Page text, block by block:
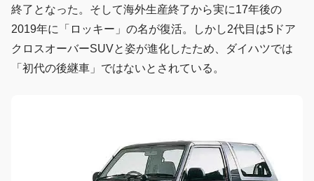
終了となった。そして海外生産終了から実に17年後の
2019年に「ロッキー」の名が復活。しかし2代目は5ドア
クロスオーバーSUVと姿が進化したため、ダイハツでは
「初代の後継車」ではないとされている。